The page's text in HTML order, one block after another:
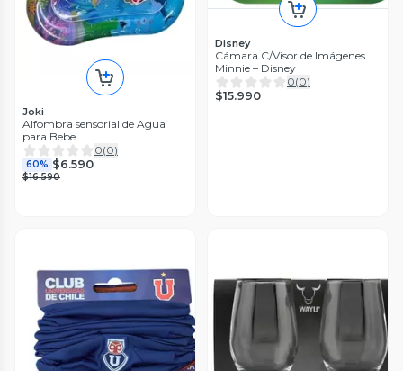
Joki
Alfombra sensorial de Agua
para Bebe
0(0)
60% $6.590
$16.590
Disney
Cámara C/Visor de Imágenes
Minnie – Disney
0(0)
$15.990